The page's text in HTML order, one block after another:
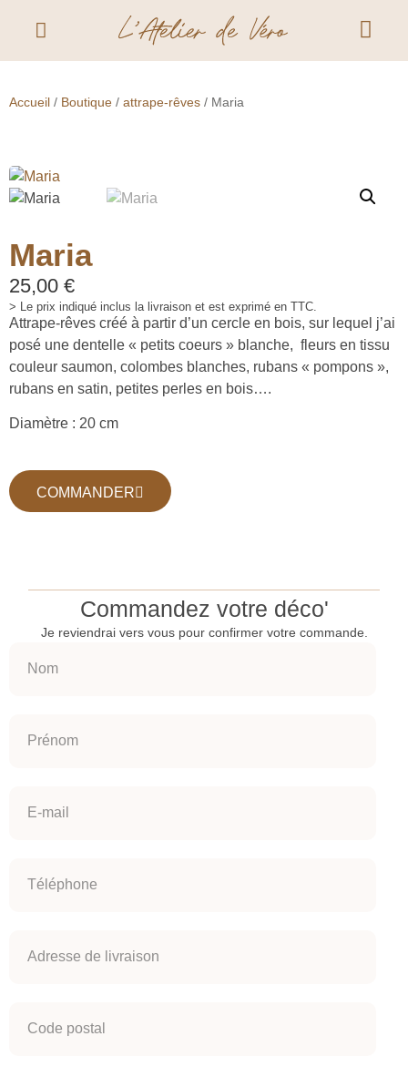
Accueil / Boutique / attrape-rêves / Maria
Maria
25,00 €
> Le prix indiqué inclus la livraison et est exprimé en TTC.
Attrape-rêves créé à partir d’un cercle en bois, sur lequel j’ai
posé une dentelle « petits coeurs » blanche, fleurs en tissu
couleur saumon, colombes blanches, rubans « pompons »,
rubans en satin, petites perles en bois….
Diamètre : 20 cm
COMMANDER
Commandez votre déco'
Je reviendrai vers vous pour confirmer votre commande.